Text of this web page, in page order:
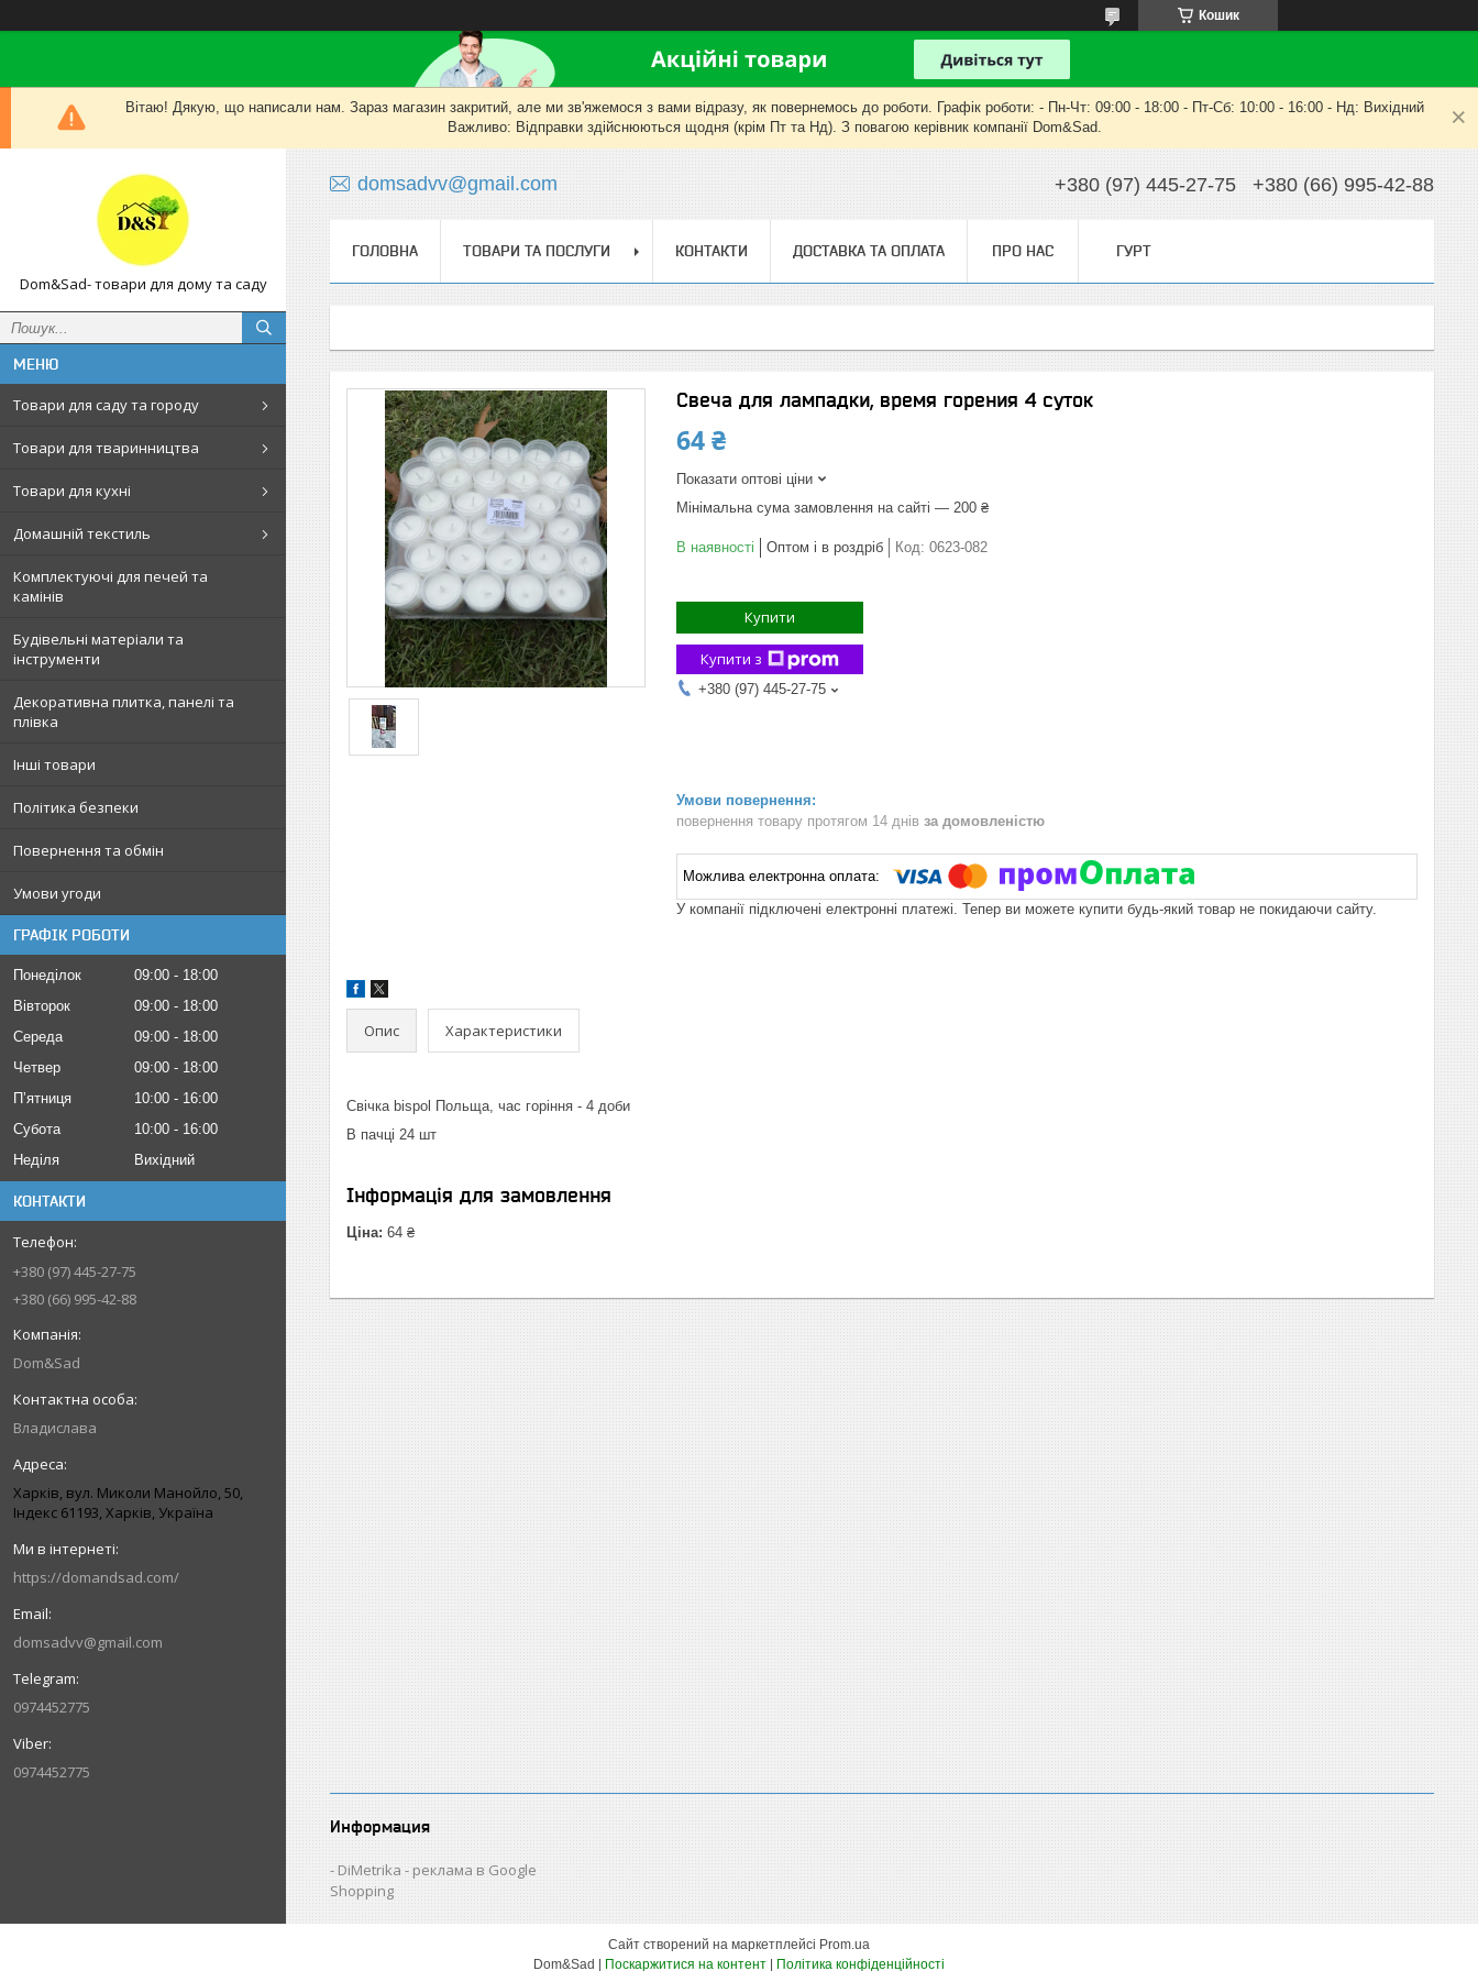
Кошик
Вітаю! Дякую, що написали нам. Зараз магазин закритий, але ми зв'яжемося з вами відразу, як повернемось до роботи. Графік роботи: - Пн-Чт: 09:00 - 18:00 - Пт-Сб: 10:00 - 16:00 - Нд: Вихідний
Важливо: Відправки здійснюються щодня (крім Пт та Нд). З повагою керівник компанії Dom&Sad.
Dom&Sad- товари для дому та саду
Товари для саду та городу
Товари для тваринництва
Товари для кухні
Домашній текстиль
Комплектуючі для печей та
камінів
Будівельні матеріали та
інструменти
Декоративна плитка, панелі та
плівка
Інші товари
Політика безпеки
Повернення та обмін
Умови угоди
ГРАФІК РОБОТИ
Понеділок 09:00
18:00
Вівторок
09:00
18:00
Середа
09:00
18:00
Четвер
09:00
18:00
Пʼятниця
10:00
16:00
Субота
10:00
16:00
Неділя
Вихідний
КОНТАКТИ
+380 (97) 445-27-75
+380 (66) 995-42-88
Dom&Sad
Владислава
Харків, вул. Миколи Манойло, 50,
Індекс 61193, Харків, Україна
https://domandsad.com/
domsadvv@gmail.com
0974452775
0974452775
domsadvv@gmail.com +380 (97) 445-27-75 +380 (66) 995-42-88
ГОЛОВНА ТОВАРИ ТА ПОСЛУГИ КОНТАКТИ ДОСТАВКА ТА ОПЛАТА ПРО НАС ГУРТ
Свеча для лампадки, время горения 4 суток
64 ₴
Показати оптові ціни
Мінімальна сума замовлення на сайті — 200 ₴
В наявності Оптом і в роздріб Код: 0623-082
Купити
Купити з
+380 (97) 445-27-75
повернення товару протягом 14 днів за домовленістю
У компанії підключені електронні платежі. Тепер ви можете купити будь-який товар не покидаючи сайту.
Опис Характеристики
Свічка bispol Польща, час горіння - 4 доби
В пачці 24 шт
Інформація для замовлення
Ціна: 64 ₴
Информация
DiMetrika - реклама в Google
Shopping
Сайт створений на маркетплейсі Prom.ua
Поскаржитися на контент Політика конфіденційності